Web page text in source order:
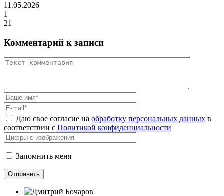
11.05.2026
1
21
Комментарий к записи
Даю свое согласие на обработку персональных данных в
соответствии с Политикой конфиденциальности
Запомнить меня